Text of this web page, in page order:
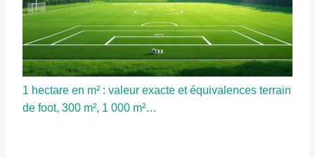
1 hectare en m² : valeur exacte et équivalences terrain
de foot, 300 m², 1 000 m²…